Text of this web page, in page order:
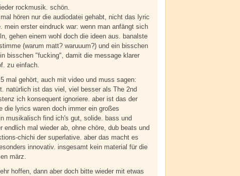
rockmusik. schön.
hören nur die audiodatei gehabt, nicht das lyric
mein erster eindruck war: wenn man anfängt sich
gehen einem wohl doch die ideen aus. banalste
(warum matt? waruuum?) und ein bisschen
bisschen "fucking", damit die message klarer
zu einfach.
mal gehört, auch mit video und muss sagen:
natürlich ist das viel, viel besser als The 2nd
ich konsequent ignoriere. aber ist das der
die lyrics waren doch immer ein großes
musikalisch find ich's gut, solide. bass und
endlich mal wieder ab, ohne chöre, dub beats und
chichi der superlative. aber das macht es
innovativ. insgesamt kein material für die
märz.
hoffen, dann aber doch bitte wieder mit etwas